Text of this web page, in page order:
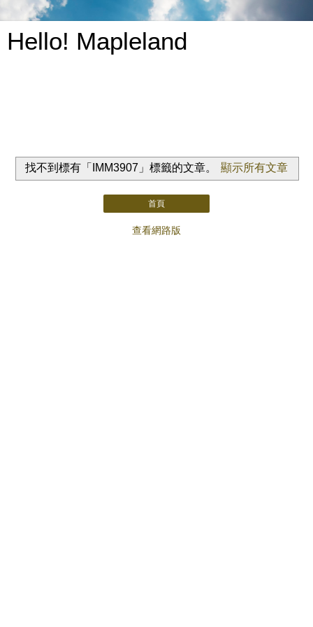
Hello! Mapleland
找不到標有「IMM3907」 標籤的文章。 顯示所有文章
首頁
查看網路版